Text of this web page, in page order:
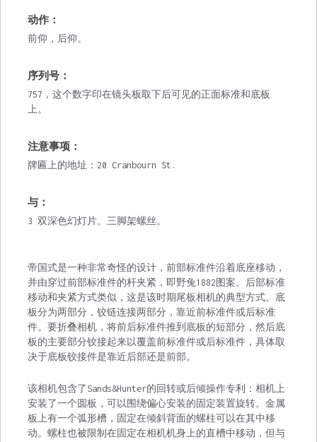
动作：
前仰，后仰。
序列号：
757，这个数字印在镜头板取下后可见的正面标准和底板
上。
注意事项：
牌匾上的地址：20 Cranbourn St.
与：
3 双深色幻灯片。三脚架螺丝。
帝国式是一种非常奇怪的设计，前部标准件沿着底座移动，
并由穿过前部标准件的杆夹紧，即野兔1882图案。后部标准
移动和夹紧方式类似，这是该时期尾板相机的典型方式。底
板分为两部分，铰链连接两部分，靠近前标准件或后标准
件。要折叠相机，将前后标准件推到底板的短部分，然后底
板的主要部分铰接起来以覆盖前标准件或后标准件，具体取
决于底板铰接件是靠近后部还是前部。
该相机包含了Sands&Hunter的回转或后倾操作专利：相机上
安装了一个圆板，可以围绕偏心安装的固定装置旋转。金属
板上有一个弧形槽，固定在倾斜背面的螺柱可以在其中移
动。螺柱也被限制在固定在相机机身上的直槽中移动，但与